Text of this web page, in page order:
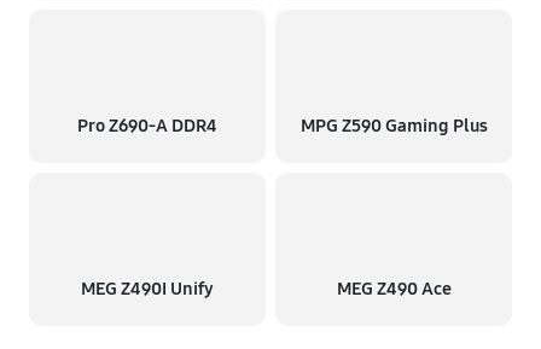
Pro Z690-A DDR4 MPG Z590 Gaming Plus
MEG Z490I Unify MEG Z490 Ace